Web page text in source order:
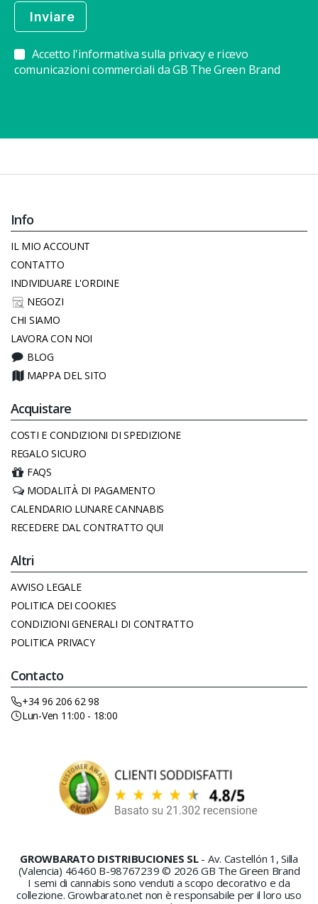
Accetto l'informativa sulla privacy e ricevo
comunicazioni commerciali da GB The Green Brand
Info
IL MIO ACCOUNT
CONTATTO
INDIVIDUARE L'ORDINE
NEGOZI
CHI SIAMO
LAVORA CON NOI
BLOG
MAPPA DEL SITO
Acquistare
COSTI E CONDIZIONI DI SPEDIZIONE
REGALO SICURO
FAQS
MODALITÀ DI PAGAMENTO
CALENDARIO LUNARE CANNABIS
RECEDERE DAL CONTRATTO QUI
Altri
AVVISO LEGALE
POLITICA DEI COOKIES
CONDIZIONI GENERALI DI CONTRATTO
POLITICA PRIVACY
Contacto
+34 96 206 62 98
Lun-Ven 11:00 - 18:00
GROWBARATO DISTRIBUCIONES SL - Av. Castellón 1, Silla
(Valencia) 46460 B-98767239 © 2026 GB The Green Brand
I semi di cannabis sono venduti a scopo decorativo e da
collezione. Growbarato.net non è responsabile per il loro uso